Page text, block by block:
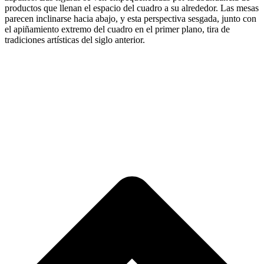
productos que llenan el espacio del cuadro a su alrededor. Las mesas
parecen inclinarse hacia abajo, y esta perspectiva sesgada, junto con
el apiñamiento extremo del cuadro en el primer plano, tira de
tradiciones artísticas del siglo anterior.